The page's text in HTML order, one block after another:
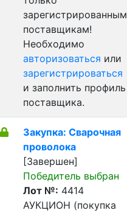
зарегистрированным
поставщикам!
Необходимо
авторизоваться или
зарегистрироваться
и заполнить профиль
поставщика.
Закупка: Сварочная
проволока
[Завершен]
Победитель выбран
Лот №: 4414
АУКЦИОН (покупка